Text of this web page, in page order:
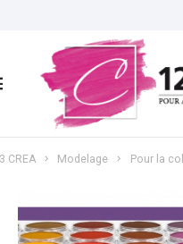
CREA Modelage Pour la